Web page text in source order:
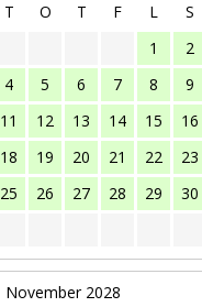
T O T F L
S
1
2
4 5 6 7 8
9
11 12 13 14 15
16
18 19 20 21 22
23
25 26 27 28 29
30
November 2028